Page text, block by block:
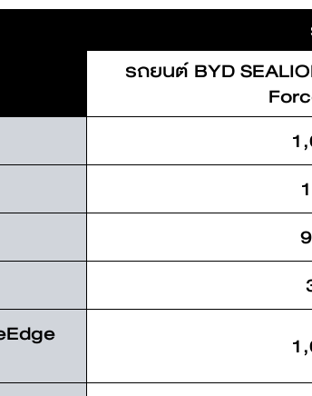
Charging stations
รถยนต์ BYD